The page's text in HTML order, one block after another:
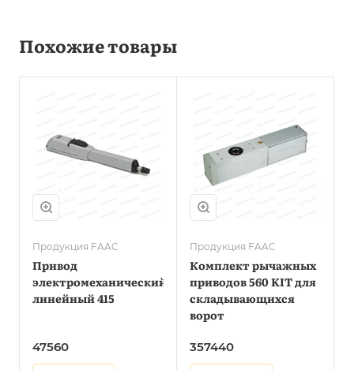
Похожие товары
Продукция FAAC
Привод
электромеханический
линейный 415
47560
Продукция FAAC
Комплект рычажных
приводов 560 KIT для
складывающихся
ворот
357440